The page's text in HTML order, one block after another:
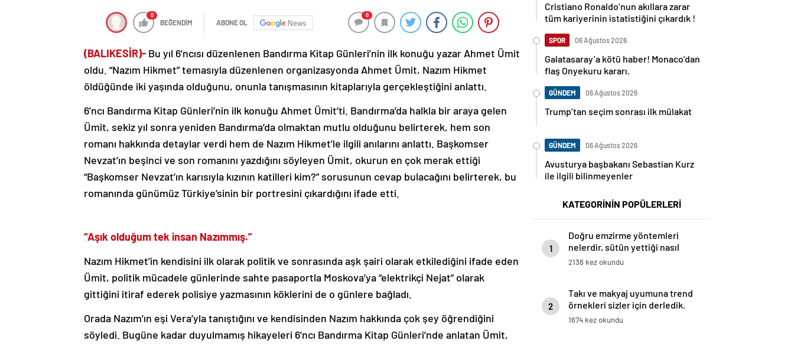
0
BEĞENDİM ABONE OL News
0
(BALIKESİR)- Bu yıl 6’ncısı düzenlenen Bandırma Kitap Günleri’nin ilk konuğu yazar Ahmet Ümit
oldu. “Nazım Hikmet” temasıyla düzenlenen organizasyonda Ahmet Ümit, Nazım Hikmet
öldüğünde iki yaşında olduğunu, onunla tanışmasının kitaplarıyla gerçekleştiğini anlattı.
6’ncı Bandırma Kitap Günleri’nin ilk konuğu Ahmet Ümit’ti. Bandırma’da halkla bir araya gelen
Ümit, sekiz yıl sonra yeniden Bandırma’da olmaktan mutlu olduğunu belirterek, hem son
romanı hakkında detaylar verdi hem de Nazım Hikmet’le ilgili anılarını anlattı. Başkomser
Nevzat’ın beşinci ve son romanını yazdığını söyleyen Ümit, okurun en çok merak ettiği
“Başkomser Nevzat’ın karısıyla kızının katilleri kim?” sorusunun cevap bulacağını belirterek, bu
romanında günümüz Türkiye’sinin bir portresini çıkardığını ifade etti.
“Aşık olduğum tek insan Nazımmış.”
Nazım Hikmet’in kendisini ilk olarak politik ve sonrasında aşk şairi olarak etkilediğini ifade eden
Ümit, politik mücadele günlerinde sahte pasaportla Moskova’ya “elektrikçi Nejat” olarak
gittiğini itiraf ederek polisiye yazmasının köklerini de o günlere bağladı.
Orada Nazım’ın eşi Vera’yla tanıştığını ve kendisinden Nazım hakkında çok şey öğrendiğini
söyledi. Bugüne kadar duyulmamış hikayeleri 6’ncı Bandırma Kitap Günleri’nde anlatan Ümit,
Cristiano Ronaldo’nun akıllara zarar
tüm kariyerinin istatistiğini çıkardık !
SPOR 06 Ağustos 2026
Galatasaray’a kötü haber! Monaco’dan
flaş Onyekuru kararı.
GÜNDEM 06 Ağustos 2026
Trump’tan seçim sonrası ilk mülakat
GÜNDEM 06 Ağustos 2026
Avusturya başbakanı Sebastian Kurz
ile ilgili bilinmeyenler
KATEGORİNİN POPÜLERLERİ
1
Doğru emzirme yöntemleri
nelerdir, sütün yettiği nasıl
anlaşılır?
2136 kez okundu
2
Takı ve makyaj uyumuna trend
örnekleri sizler için derledik.
1674 kez okundu